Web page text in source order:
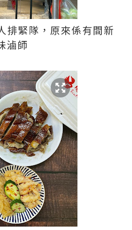
排緊隊，原來係有間新
滷師